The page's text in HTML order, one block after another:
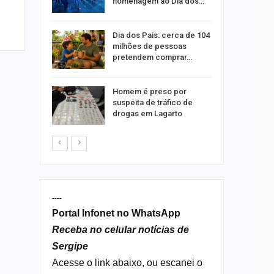
Dia dos Pais: cerca de 104
milhões de pessoas
pretendem comprar…
Homem é preso por
suspeita de tráfico de
drogas em Lagarto
----
Portal Infonet no WhatsApp
Receba no celular notícias de
Sergipe
Acesse o link abaixo, ou escanei o